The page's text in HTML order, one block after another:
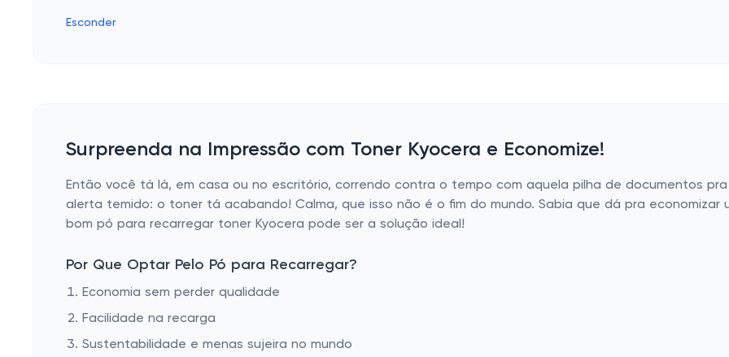
Esconder
Surpreenda na Impressão com Toner Kyocera e Economize!
Então você tá lá, em casa ou no escritório, correndo contra o tempo com aquela pilha de documentos
alerta temido: o toner tá acabando! Calma, que isso não é o fim do mundo. Sabia que dá pra economizar
bom pó para recarregar toner Kyocera pode ser a solução ideal!
Por Que Optar Pelo Pó para Recarregar?
Economia sem perder qualidade
Facilidade na recarga
Sustentabilidade e menas sujeira no mundo